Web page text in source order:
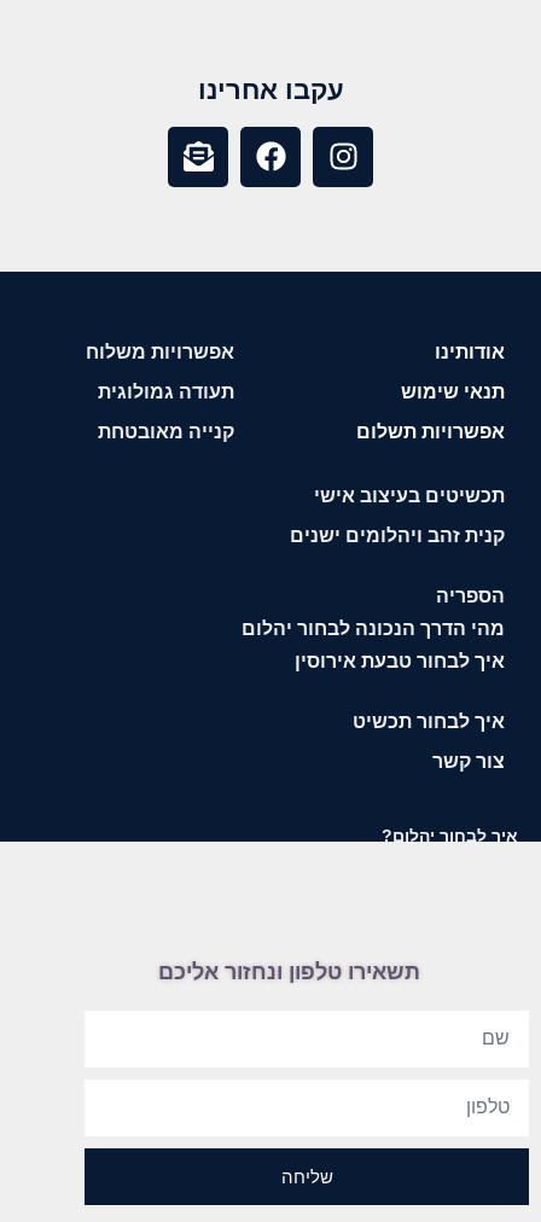
עקבו אחרינו
אודותינו
תנאי שימוש
אפשרויות תשלום
אפשרויות משלוח
תעודה גמולוגית
קנייה מאובטחת
תכשיטים בעיצוב אישי
קנית זהב ויהלומים ישנים
הספריה
מהי הדרך הנכונה לבחור יהלום
איך לבחור טבעת אירוסין
איך לבחור תכשיט
צור קשר
איך לבחור יהלום?
תשאירו טלפון ונחזור אליכם
שליחה